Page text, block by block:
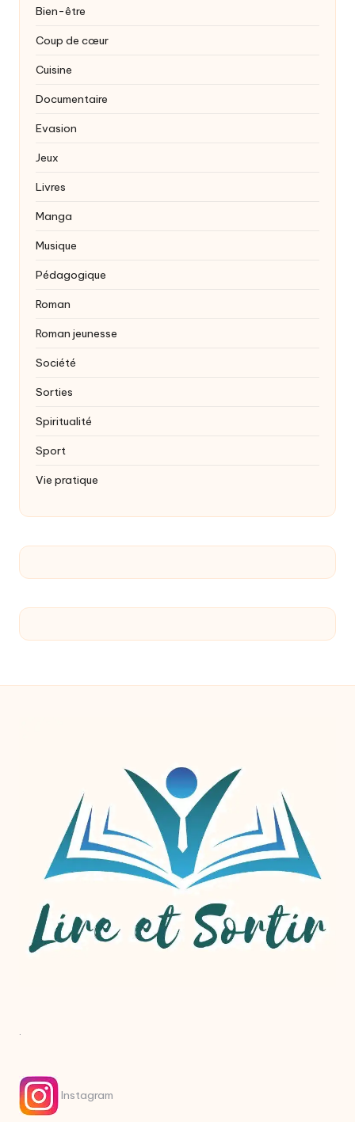
Bien-être
Coup de cœur
Cuisine
Documentaire
Evasion
Jeux
Livres
Manga
Musique
Pédagogique
Roman
Roman jeunesse
Société
Sorties
Spiritualité
Sport
Vie pratique
.
Instagram